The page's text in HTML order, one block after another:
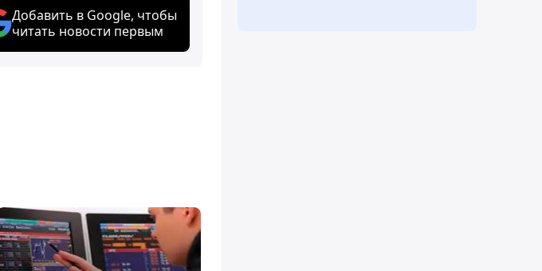
Добавить в Google, чтобы
читать новости первым